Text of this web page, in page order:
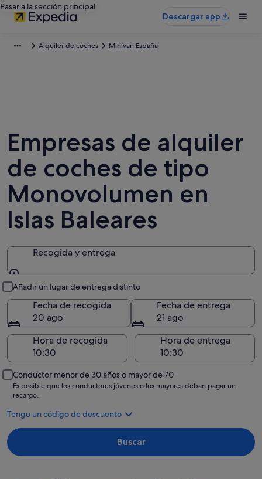
Pasar a la sección principal
Descargar app
Alquiler de coches Minivan España
Empresas de alquiler
de coches de tipo
Monovolumen en
Islas Baleares
Recogida y entrega
Añadir un lugar de entrega distinto
Fecha de recogida
20 ago
Fecha de entrega
21 ago
Hora de recogida
Hora de entrega
Conductor menor de 30 años o mayor de 70
Es posible que los conductores jóvenes o los mayores deban pagar un
recargo.
Tengo un código de descuento
Buscar